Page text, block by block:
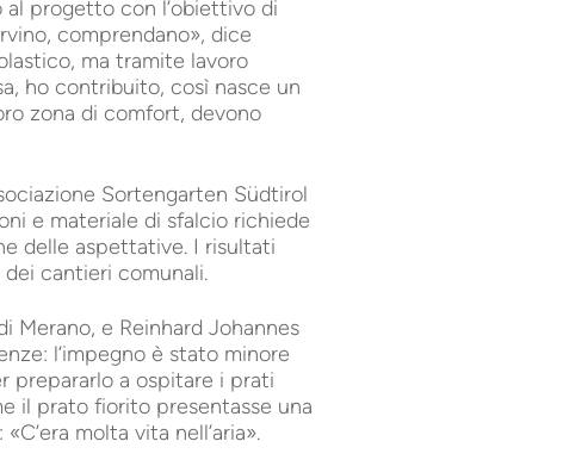
al progetto con l’obiettivo di
comprendano», dice
ma tramite lavoro
ho contribuito, così nasce un
zona di comfort, devono
Sortengarten Südtirol
e materiale di sfalcio richiede
delle aspettative. I risultati
cantieri comunali.
Merano, e Reinhard Johannes
l’impegno è stato minore
prepararlo a ospitare i prati
il prato fiorito presentasse una
molta vita nell’aria».